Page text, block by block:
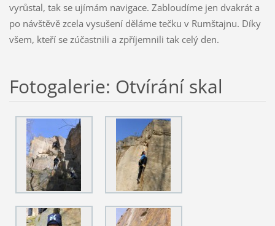
vyrůstal, tak se ujímám navigace. Zabloudíme jen dvakrát a
po návštěvě zcela vysušení děláme tečku v Rumštajnu. Díky
všem, kteří se zúčastnili a zpříjemnili tak celý den.
Fotogalerie: Otvírání skal